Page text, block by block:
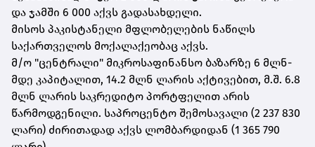
და ჯამში 6 000 აქვს გადასახდელი.
მისოს პაკისტანელი მფლობელების ნაწილს
საქართველოს მოქალაქეობაც აქვს.
მ/ო "ცენტრალი" მიკროსაფინანსო ბაზარზე 6 მლნ-
მდე კაპიტალით, 14.2 მლნ ლარის აქტივებით, მ.შ. 6.8
მლნ ლარის საკრედიტო პორტფელით არის
წარმოდგენილი. საპროცენტო შემოსავალი (2 237 830
ლარი) ძირითადად აქვს ლომბარდიდან (1 365 790